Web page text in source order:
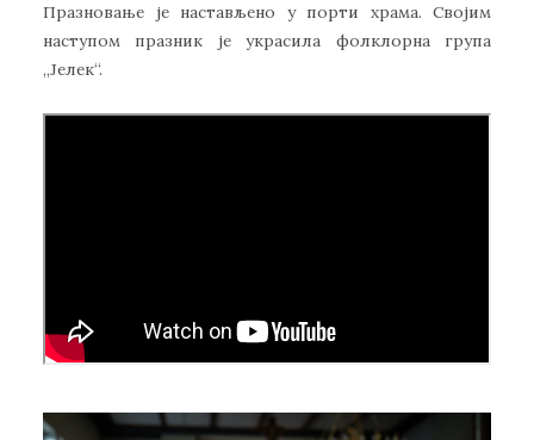
Празновање је настављено у порти храма. Својим
наступом празник је украсила фолклорна група
„Јелек“.